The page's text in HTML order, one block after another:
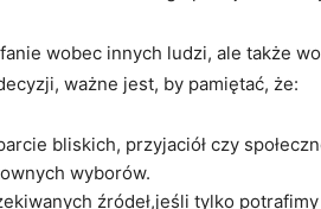
wobec innych ludzi, ale także
ważne jest, by pamiętać, że:
bliskich, przyjaciół czy
wyborów.
źródeł,jeśli tylko